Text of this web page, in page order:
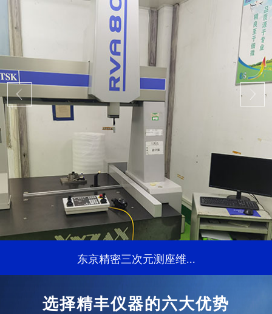
东京精密三次元测座维...
...
选择精丰仪器的六大优势